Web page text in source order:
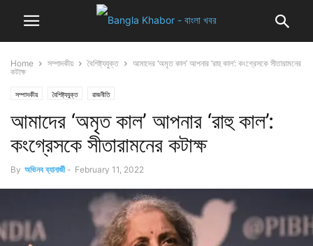
Home সম্পাদকীয় বৈশিষ্ট্যযুক্ত
আমাদের ‘অমৃত কাল’ আপনার ‘রাহু কাল’: কংগ্রেসকে সীতারামনের
কটাক্ষ
সম্পাদকীয় বৈশিষ্ট্যযুক্ত রাজনীতি
আমাদের ‘অমৃত কাল’ আপনার ‘রাহু কাল’:
কংগ্রেসকে সীতারামনের কটাক্ষ
By অভিনব ব্যানার্জী - February 11, 2022